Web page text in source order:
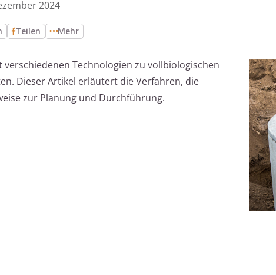
2024
Teilen Mehr
Technologien zu vollbiologischen
Dieser Artikel erläutert die Verfahren, die
zur Planung und Durchführung.